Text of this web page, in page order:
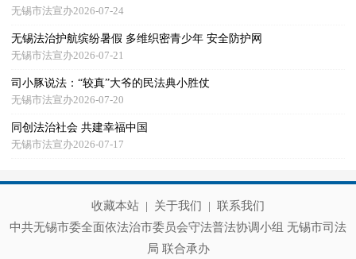
无锡市法宣办2026-07-24
无锡法治护航缤纷暑假 多维织密青少年 安全防护网
无锡市法宣办2026-07-21
司小豚说法：“较真”大爷的民法典小胜仗
无锡市法宣办2026-07-20
同创法治社会 共建幸福中国
无锡市法宣办2026-07-17
收藏本站 | 关于我们 | 联系我们
中共无锡市委全面依法治市委员会守法普法协调小组 无锡市司法
局 联合承办